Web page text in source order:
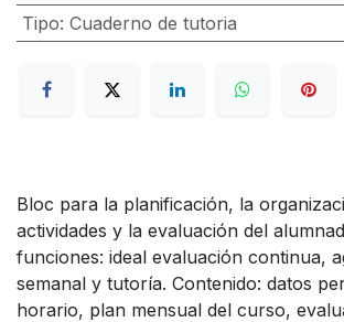
Tipo: Cuaderno de tutoria
Bloc para la planificación, la
actividades y la evaluación del
funciones: ideal evaluación continua,
semanal y tutoría. Contenido: datos
horario, plan mensual del curso,